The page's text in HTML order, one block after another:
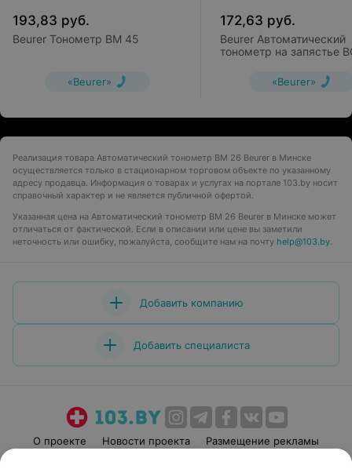
193,83 руб.
Beurer Тонометр BM 45
«Beurer»
172,63 руб.
Beurer Автоматический
тонометр на запястье
«Beurer»
Реализация товара Автоматический тонометр BM 26 Beurer в Минске
осуществляется только в стационарном торговом объекте по указанному
адресу продавца. Информация о товарах и услугах на портале 103.by носит
справочный характер и не является публичной офертой.
Указанная цена на Автоматический тонометр BM 26 Beurer в Минске может
отличаться от фактической. Если в описании или цене вы заметили
неточность или ошибку, пожалуйста, сообщите нам на почту help@103.by.
Добавить компанию
Добавить специалиста
О проекте Новости проекта
Размещение рекламы